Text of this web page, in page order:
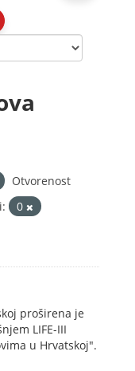
Otvorenost
0
proširena je
LIFE-III
u Hrvatskoj".